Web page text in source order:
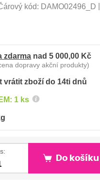
kód: DAMO02496_D
zdarma nad 5 000,00 Kč
dopravy akční produkty)
vrátit zboží do 14ti dnů
1 ks
Do košíku